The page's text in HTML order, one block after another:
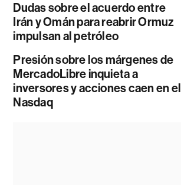
Dudas sobre el acuerdo entre
Irán y Omán para reabrir Ormuz
impulsan al petróleo
Presión sobre los márgenes de
MercadoLibre inquieta a
inversores y acciones caen en el
Nasdaq